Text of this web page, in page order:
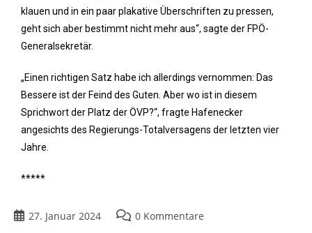
klauen und in ein paar plakative Überschriften zu pressen,
geht sich aber bestimmt nicht mehr aus“, sagte der FPÖ-
Generalsekretär.
„Einen richtigen Satz habe ich allerdings vernommen: Das
Bessere ist der Feind des Guten. Aber wo ist in diesem
Sprichwort der Platz der ÖVP?“, fragte Hafenecker
angesichts des Regierungs-Totalversagens der letzten vier
Jahre.
*****
27. Januar 2024 0 Kommentare